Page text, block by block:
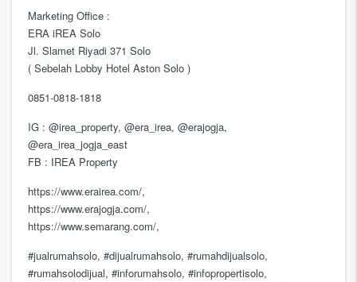
Marketing Office :
ERA iREA Solo
Jl. Slamet Riyadi 371 Solo
( Sebelah Lobby Hotel Aston Solo )
0851-0818-1818
IG : @irea_property, @era_irea, @erajogja,
@era_irea_jogja_east
FB : IREA Property
https://www.erairea.com/,
https://www.erajogja.com/,
https://www.semarang.com/,
#jualrumahsolo, #dijualrumahsolo, #rumahdijualsolo,
#rumahsolodijual, #inforumahsolo, #infopropertisolo,